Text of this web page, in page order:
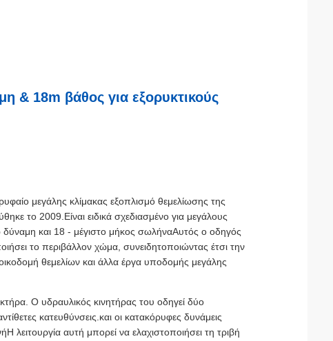
& 18m βάθος για εξορυκτικούς
μεγάλης κλίμακας εξοπλισμό θεμελίωσης της
το 2009.Είναι ειδικά σχεδιασμένο για μεγάλους
δύναμη και 18 - μέγιστο μήκος σωλήναΑυτός ο οδηγός
το περιβάλλον χώμα, συνειδητοποιώντας έτσι την
θεμελίων και άλλα έργα υποδομής μεγάλης
Ο υδραυλικός κινητήρας του οδηγεί δύο
κατευθύνσεις.και οι κατακόρυφες δυνάμεις
αυτή μπορεί να ελαχιστοποιήσει τη τριβή